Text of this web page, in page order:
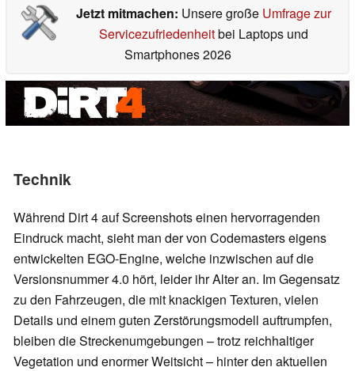
Jetzt mitmachen: Unsere große Umfrage zur
Servicezufriedenheitbei Laptops und
Smartphones 2026
Technik
Während Dirt 4 auf Screenshots einen hervorragenden
Eindruck macht, sieht man der von Codemasters eigens
entwickelten EGO-Engine, welche inzwischen auf die
Versionsnummer 4.0 hört, leider ihr Alter an. Im Gegensatz
zu den Fahrzeugen, die mit knackigen Texturen, vielen
Details und einem guten Zerstörungsmodell auftrumpfen,
bleiben die Streckenumgebungen – trotz reichhaltiger
Vegetation und enormer Weitsicht – hinter den aktuellen